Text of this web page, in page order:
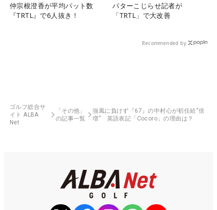
仲宗根澄香が平均パット数
『TRTL』で6人抜き！
パターこじらせ記者が
「TRTL」で大改善
Recommended by
ゴルフ総合サ
イト ALBA
Net
「その他」
の記事一覧
強風に負けず『67』の中村心が初任給“倍
増” 英語表記「Cocoro」の理由は？